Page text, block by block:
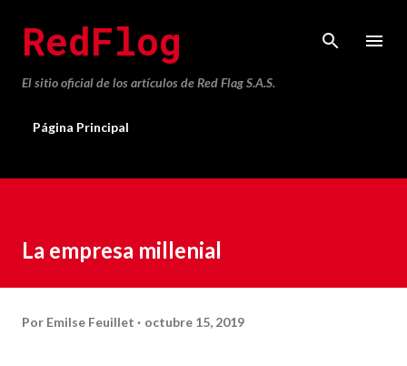
RedFlog
El sitio oficial de los artículos de Red Flag S.A.S.
Página Principal
La empresa millenial
Por Emilse Feuillet octubre 15, 2019